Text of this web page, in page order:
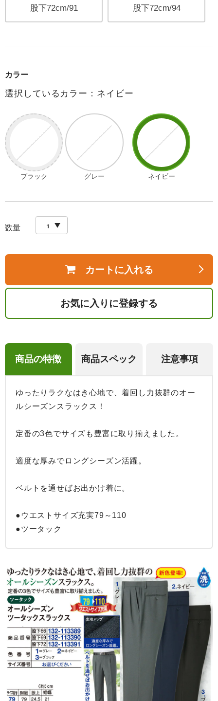
股下72cm/91 股下72cm/94
カラー
選択しているカラー：ネイビー
ブラック グレー ネイビー
数量
カートに入れる
お気に入りに登録する
商品の特徴 商品スペック 注意事項
ゆったりラクなはき心地で、着回し力抜群のオー
ルシーズンスラックス！
定番の3色でサイズも豊富に取り揃えました。
適度な厚みでロングシーズン活躍。
ベルトを通せばお出かけ着に。
●ウエストサイズ充実79～110
●ツータック